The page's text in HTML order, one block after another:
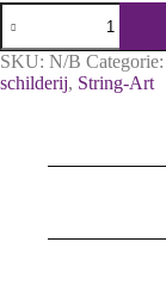
Creatief
String-
art
Pakket
Hart
SKU: N/B Categorie:
schilderij, String-Art